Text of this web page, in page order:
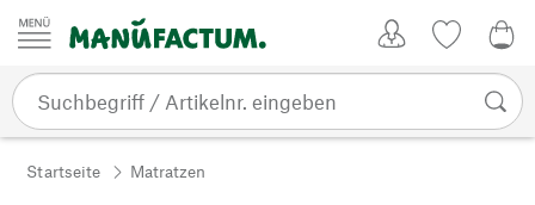
Zum Inhalt springen
Startseite Matratzen